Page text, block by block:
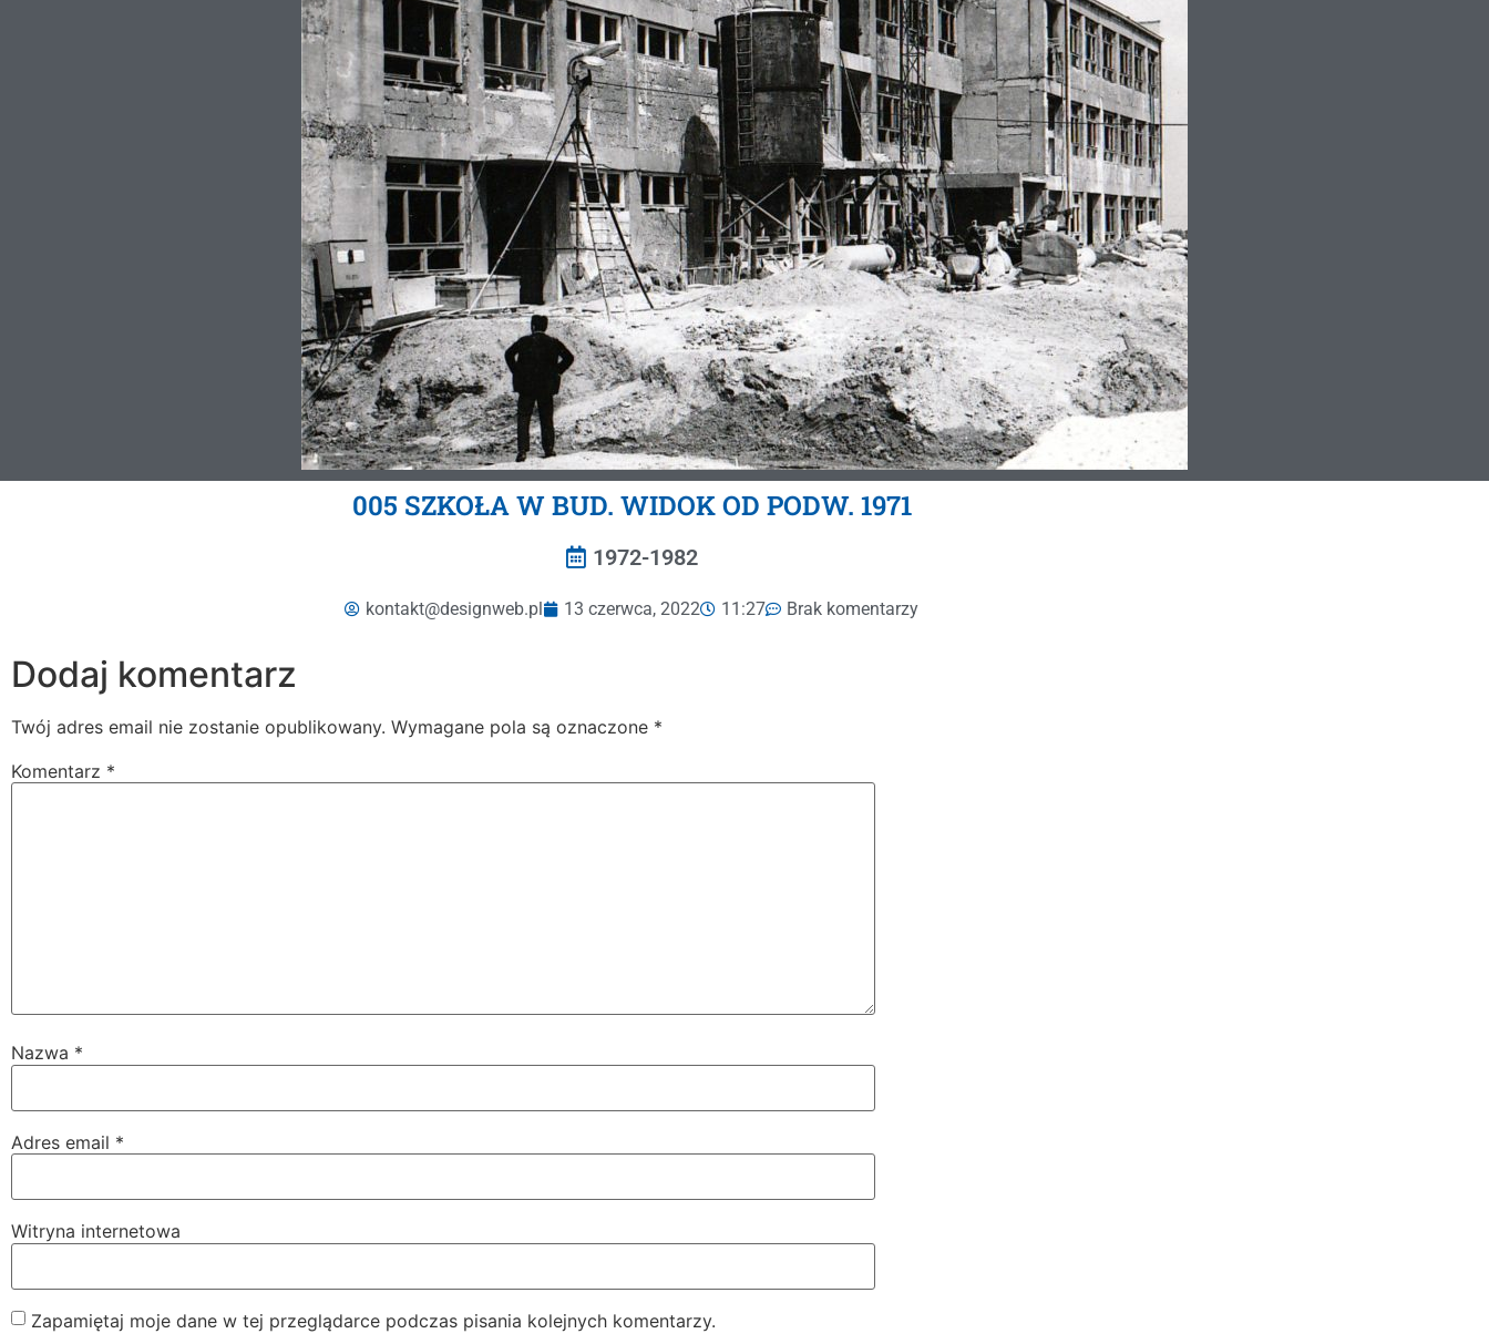
005 SZKOŁA W BUD. WIDOK OD PODW. 1971
1972-1982
kontakt@designweb.pl 13 czerwca, 2022 11:27 Brak komentarzy
Dodaj komentarz
Twój adres email nie zostanie opublikowany. Wymagane pola są oznaczone *
Komentarz *
Nazwa *
Adres email *
Witryna internetowa
Zapamiętaj moje dane w tej przeglądarce podczas pisania kolejnych komentarzy.